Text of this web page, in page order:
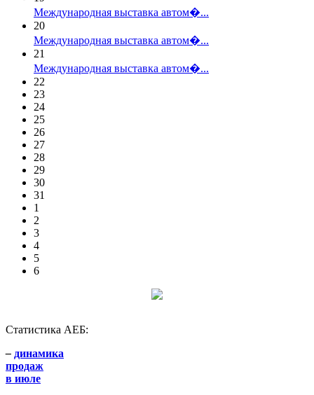
Международная выставка автом�...
20
Международная выставка автом�...
21
Международная выставка автом�...
22
23
24
25
26
27
28
29
30
31
1
2
3
4
5
6
Статистика АЕБ:
– динамика
продаж
в июле